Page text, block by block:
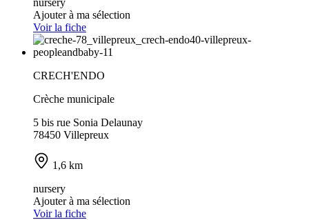
Ajouter à ma sélection
Voir la fiche
CRECH'ENDO
Crèche municipale
5 bis rue Sonia Delaunay
78450 Villepreux
1,6 km
nursery
Ajouter à ma sélection
Voir la fiche